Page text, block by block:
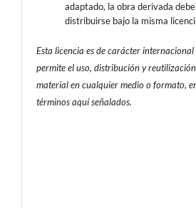
adaptado, la obra derivada debe
distribuirse bajo la misma
Esta licencia es de carácter internacional
permite el uso, distribución y
material en cualquier medio o formato,
términos aquí señalados.